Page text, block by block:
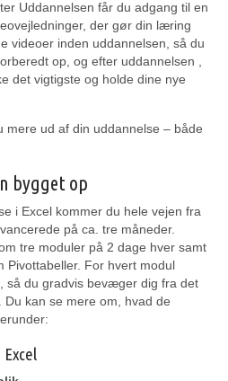
Uddannelsen får du adgang til en
der gør din læring
videoer inden uddannelsen, så du
op, og efter uddannelsen ,
det vigtigste og holde dine nye
mere ud af din uddannelse – både
bygget op
i Excel kommer du hele vejen fra
på ca. tre måneder.
tre moduler på 2 dage hver samt
Pivottabeller. For hvert modul
så du gradvis bevæger dig fra det
kan se mere om, hvad de